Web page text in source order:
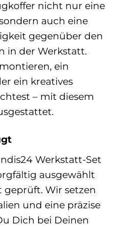
nicht nur eine
auch eine
gegenüber den
in der Werkstatt.
ein
ein kreatives
– mit diesem
Werkstatt-Set
ausgewählt
geprüft. Wir setzen
und eine präzise
Dich bei Deinen